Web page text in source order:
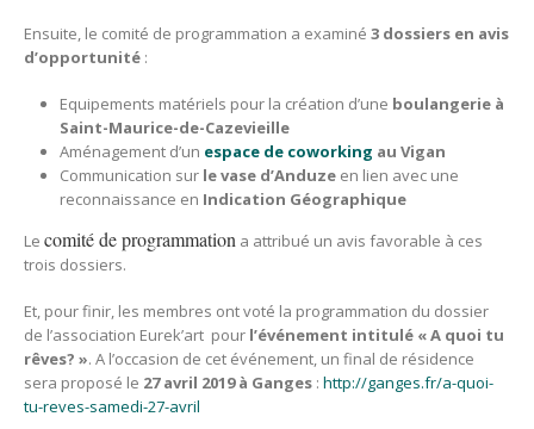
Ensuite, le comité de programmation a examiné 3 dossiers en avis
d’opportunité :
Equipements matériels pour la création d’une boulangerie à
Saint-Maurice-de-Cazevieille
Aménagement d’un espace de coworking au Vigan
Communication sur le vase d’Anduzeen lien avec une
reconnaissance en Indication Géographique
Le comité de programmation a attribué un avis favorable à ces
trois dossiers.
Et, pour finir, les membres ont voté la programmation du dossier
de l’association Eurek’art pour l’événement intitulé « A quoi tu
rêves? ». A l’occasion de cet événement, un final de résidence
sera proposé le 27 avril 2019 à Ganges : http://ganges.fr/a-quoi-
tu-reves-samedi-27-avril